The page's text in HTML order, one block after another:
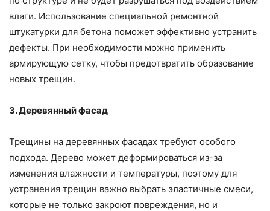
влаги. Использование специальной ремонтной
штукатурки для бетона поможет эффективно устранить
дефекты. При необходимости можно применить
армирующую сетку, чтобы предотвратить образование
новых трещин.
3. Деревянный фасад
Трещины на деревянных фасадах требуют особого
подхода. Дерево может деформироваться из-за
изменения влажности и температуры, поэтому для
устранения трещин важно выбрать эластичные смеси,
которые не только закроют повреждения, но и